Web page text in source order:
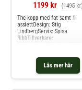
1199 kr (1495
Läs mer här
The kopp med fat samt 1
assiettDesign: Stig
LindbergServis: Spisa
RibbTillverkare:
ca 10,5 cm , The Fat
cm & assiett Diameter 17,5
cm koppen rymmer 300 ml